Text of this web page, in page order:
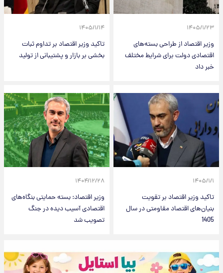
۱۴۰۵/۱/۲۳
وزیر اقتصاد از طراحی بسته‌های
اقتصادی دولت برای شرایط مختلف
خبر داد
۱۴۰۵/۱/۱۴
تاکید وزیر اقتصاد بر تداوم ثبات
بخشی بر بازار و پشتیبانی از تولید
۱۴۰۵/۱/۱
تاکید وزیر اقتصاد بر تقویت
بنیان‌های اقتصاد مقاومتی در سال
1405
۱۴۰۴/۱۲/۲۸
وزیر اقتصاد: بسته حمایتی بنگاه‌های
اقتصادی آسیب دیده در جنگ
تصویب شد